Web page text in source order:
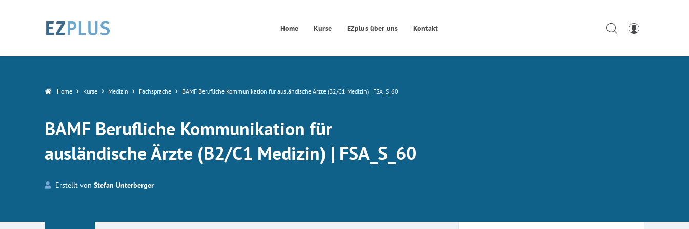
Home Kurse EZplus über uns Kontakt
Home Kurse Medizin Fachsprache BAMF Berufliche Kommunikation für ausländische Ärzte (B2/C1 Medizin) | FSA_S_60
BAMF Berufliche Kommunikation für
ausländische Ärzte (B2/C1 Medizin) | FSA_S_60
Erstellt von Stefan Unterberger